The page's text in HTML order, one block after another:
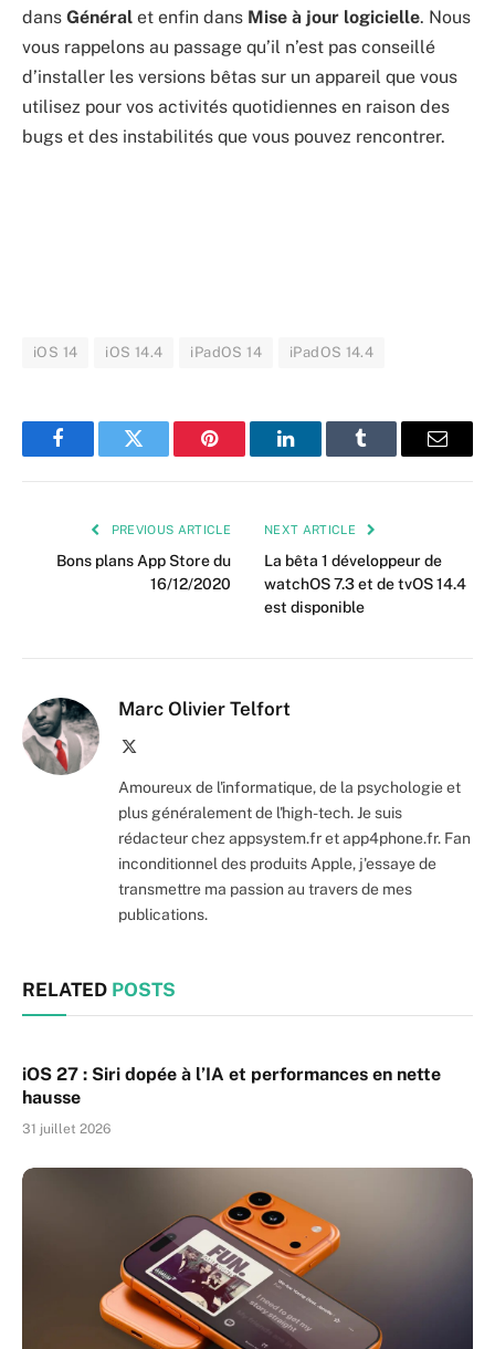
dans Général et enfin dans Mise à jour logicielle. Nous
vous rappelons au passage qu’il n’est pas conseillé
d’installer les versions bêtas sur un appareil que vous
utilisez pour vos activités quotidiennes en raison des
bugs et des instabilités que vous pouvez rencontrer.
iOS 14 iOS 14.4 iPadOS 14 iPadOS 14.4
FacebookTwitter Pinterest LinkedInTumblr Email
PREVIOUS ARTICLE
Bons plans App Store du
16/12/2020
NEXT ARTICLE
La bêta 1 développeur de
watchOS 7.3 et de tvOS 14.4
est disponible
Marc Olivier Telfort
Amoureux de l'informatique, de la psychologie et
plus généralement de l'high-tech. Je suis
rédacteur chez appsystem.fr et app4phone.fr. Fan
inconditionnel des produits Apple, j'essaye de
transmettre ma passion au travers de mes
publications.
RELATED POSTS
iOS 27 : Siri dopée à l’IA et performances en nette
hausse
31 juillet 2026